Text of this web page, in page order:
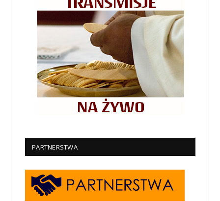
PARTNERSTWA